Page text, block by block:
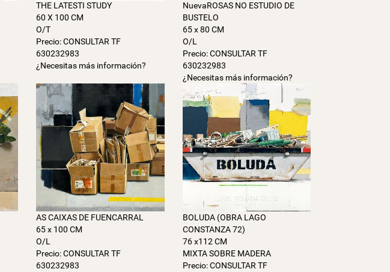
THE LATESTI STUDY
60 X 100 CM
O/T
Precio: CONSULTAR TF
630232983
¿Necesitas más información?
NuevaROSAS NO ESTUDIO DE
BUSTELO
65 x 80 CM
O/L
Precio: CONSULTAR TF
630232983
¿Necesitas más información?
AS CAIXAS DE FUENCARRAL
65 x 100 CM
O/L
Precio: CONSULTAR TF
630232983
BOLUDA (OBRA LAGO
CONSTANZA 72)
76 x112 CM
MIXTA SOBRE MADERA
Precio: CONSULTAR TF